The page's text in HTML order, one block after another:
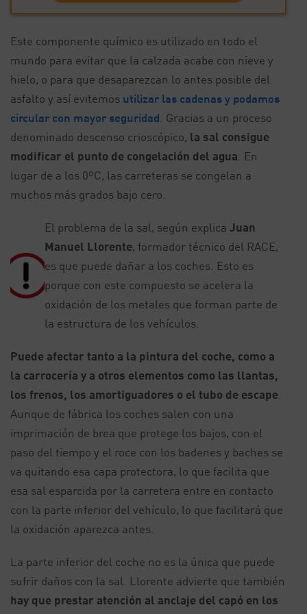
Este componente químico es utilizado en todo el
mundo para evitar que la calzada acabe con nieve y
hielo, o para que desaparezcan lo antes posible del
asfalto y así evitemos utilizar las cadenas y podamos
circular con mayor seguridad . Gracias a un proceso
denominado descenso crioscópico, la sal consigue
modificar el punto de congelación del agua . En
lugar de a los 0ºC, las carreteras se congelan a
muchos más grados bajo cero.
El problema de la sal, según explica Juan
Manuel Llorente, formador técnico del RACE,
es que puede dañar a los coches. Esto es
porque con este compuesto se acelera la
oxidación de los metales que forman parte de
la estructura de los vehículos.
Puede afectar tanto a la pintura del coche, como a
la carrocería y a otros elementos como las llantas,
los frenos, los amortiguadores o el tubo de escape
Aunque de fábrica los coches salen con una
imprimación de brea que protege los bajos, con el
paso del tiempo y el roce con los badenes y baches se
va quitando esa capa protectora, lo que facilita que
esa sal esparcida por la carretera entre en contacto
con la parte inferior del vehículo, lo que facilitará que
la oxidación aparezca antes.
La parte inferior del coche no es la única que puede
sufrir daños con la sal. Llorente advierte que también
hay que prestar atención al anclaje del capó en los